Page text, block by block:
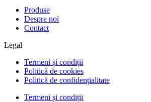
Produse
Despre noi
Contact
Legal
Termeni și condiții
Politică de cookies
Politică de confidențialitate
Termeni și condiții